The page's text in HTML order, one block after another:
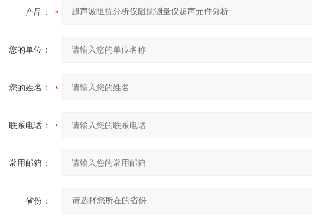
产品：
您的单位：
您的姓名：
联系电话：
常用邮箱：
省份：